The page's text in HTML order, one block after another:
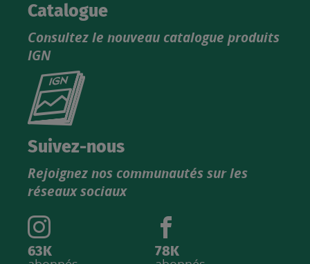
Catalogue
Consultez le nouveau catalogue produits
IGN
Consultez
catalogue
Suivez-nous
Rejoignez nos communautés sur les
réseaux sociaux
63K 78K